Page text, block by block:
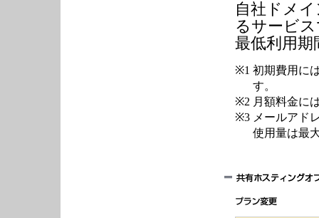
自社ドメ
るサービ
最低利用期
※1 初期費用に
す。
※2 月額料金に
※3 メールアド
使用量は最